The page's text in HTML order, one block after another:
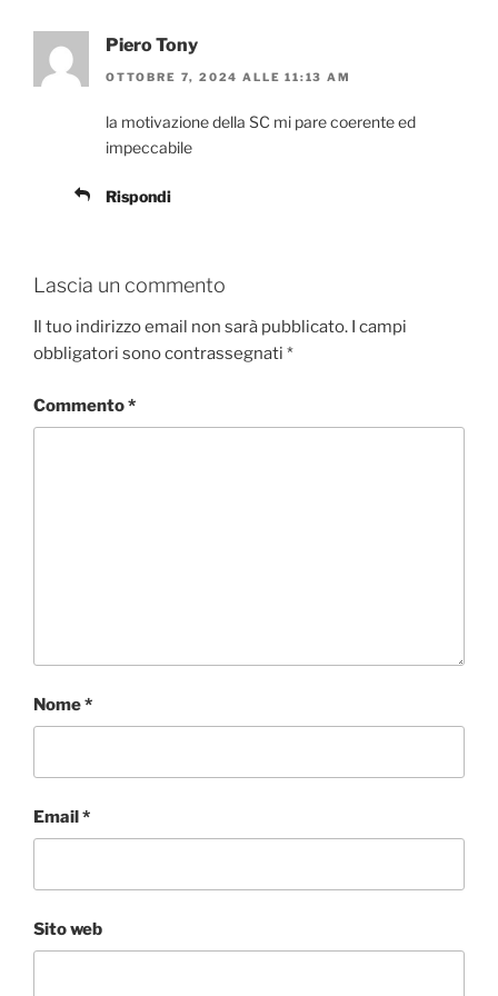
Piero Tony
OTTOBRE 7, 2024 ALLE 11:13 AM
la motivazione della SC mi pare coerente ed
impeccabile
Rispondi
Lascia un commento
Il tuo indirizzo email non sarà pubblicato. I campi
obbligatori sono contrassegnati *
Commento*
Nome*
Email*
Sito web